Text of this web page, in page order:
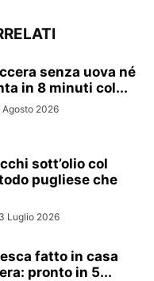
senza uova né
in 8 minuti col...
Agosto 2026
sott’olio col
pugliese che
Luglio 2026
fatto in casa
pronto in 5...